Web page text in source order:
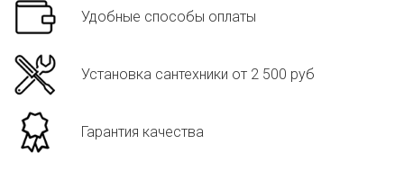
Удобные способы оплаты
Установка сантехники от 2 500 руб
Гарантия качества